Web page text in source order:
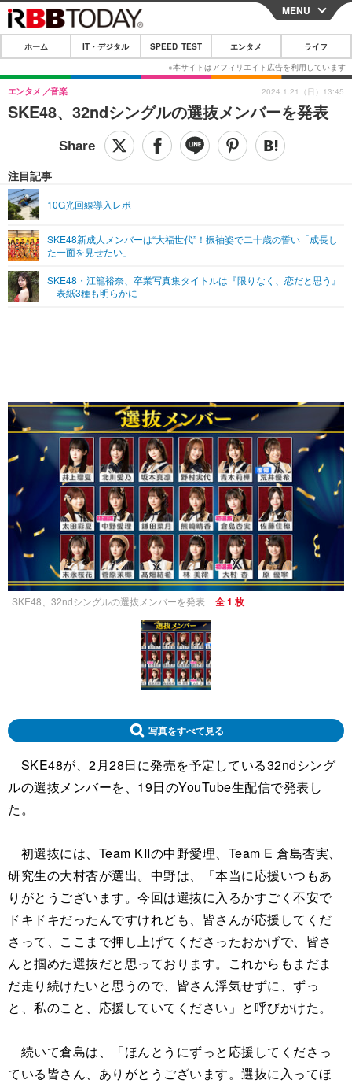
CLOSE
ホーム
IT・デジタル
IT・デジタルTOP スマートフォン
ネタ ガジェット・ツール
SPEED TEST
エンタメ
音楽 スポーツ
グラビア ブログ
ライフ
ペット ショッピング
その他
リリース一覧
プッシュ通知の停止方法
MENU
ホーム IT・デジタル SPEED TEST エンタメ ライフ
SKE48、32ndシングルの選抜メンバーを発表
エンタメ 音楽
注目記事
10G光回線導入レポ
SKE48新成人メンバーは“大福世代”！振袖姿で二十歳の誓い「成長し
た一面を見せたい」
SKE48・江籠裕奈、卒業写真集タイトルは『限りなく、恋だと思う』
表紙3種も明らかに
2024.1.21（日）13:45
SKE48、32ndシングルの選抜メンバーを発表 全 1 枚
写真をすべて見る
SKE48が、2月28日に発売を予定している32ndシング
ルの選抜メンバーを、19日のYouTube生配信で発表し
た。
初選抜には、Team KIIの中野愛理、Team E 倉島杏実、
研究生の大村杏が選出。中野は、「本当に応援いつもあ
りがとうございます。今回は選抜に入るかすごく不安で
ドキドキだったんですけれども、皆さんが応援してくだ
さって、ここまで押し上げてくださったおかげで、皆さ
んと掴めた選抜だと思っております。これからもまだま
だ走り続けたいと思うので、皆さん浮気せずに、ずっ
と、私のこと、応援していてください」と呼びかけた。
続いて倉島は、「ほんとうにずっと応援してくださっ
ている皆さん、ありがとうございます。選抜に入ってほ